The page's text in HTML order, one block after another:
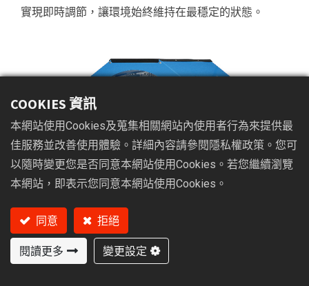
實現即時調節，讓環境始終維持在最穩定的狀態。
COOKIES 資訊
本網站使用Cookies及蒐集相關網站內使用者行為來提供最
佳服務並改善使用體驗。詳細內容請參閱隱私權政策。您可
以隨時變更您是否同意本網站使用Cookies。若您繼續瀏覽
本網站，即表示您同意本網站使用Cookies。
同意 拒絕
閱讀更多 變更設定